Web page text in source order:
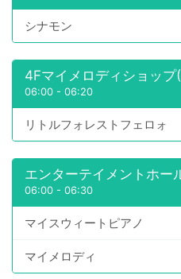
シナモン
4Fマイメロディショップ
06:00 - 06:20
リトルフォレストフェロォ
エンターテイメントホー
06:00 - 06:30
マイスウィートピアノ
マイメロディ